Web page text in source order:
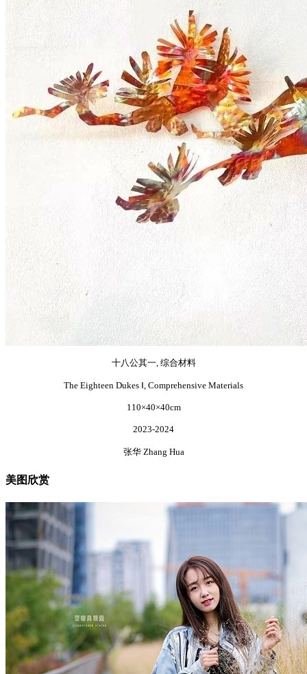
十八公其一, 综合材料
The Eighteen Dukes Ⅰ, Comprehensive Materials
110×40×40cm
2023-2024
张华 Zhang Hua
美图欣赏